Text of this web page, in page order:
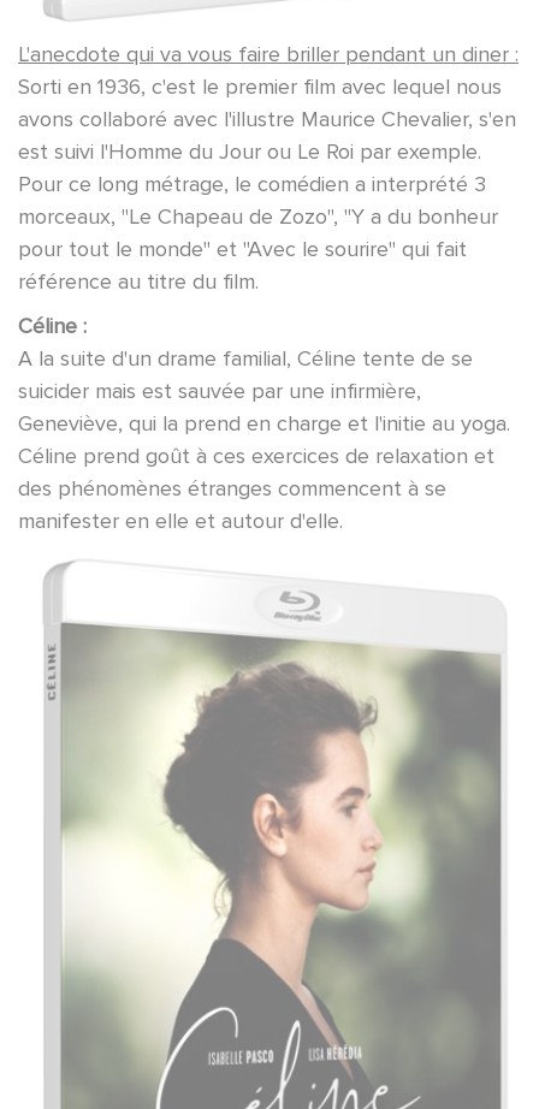
L'anecdote qui va vous faire briller pendant un diner :
Sorti en 1936, c'est le premier film avec lequel nous
avons collaboré avec l'illustre Maurice Chevalier, s'en
est suivi l'Homme du Jour ou Le Roi par exemple.
Pour ce long métrage, le comédien a interprété 3
morceaux, "Le Chapeau de Zozo", "Y a du bonheur
pour tout le monde" et "Avec le sourire" qui fait
référence au titre du film.
Céline :
A la suite d'un drame familial, Céline tente de se
suicider mais est sauvée par une infirmière,
Geneviève, qui la prend en charge et l'initie au yoga.
Céline prend goût à ces exercices de relaxation et
des phénomènes étranges commencent à se
manifester en elle et autour d'elle.